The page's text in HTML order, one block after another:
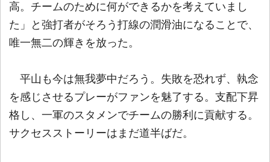
高。チームのために何ができるかを考えていまし
た」と強打者がそろう打線の潤滑油になることで、
唯一無二の輝きを放った。
平山も今は無我夢中だろう。失敗を恐れず、執念
を感じさせるプレーがファンを魅了する。支配下昇
格し、一軍のスタメンでチームの勝利に貢献する。
サクセスストーリーはまだ道半ばだ。